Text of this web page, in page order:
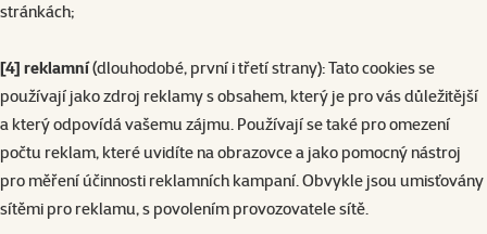
stránkách;
[4] reklamní(dlouhodobé, první i třetí strany): Tato cookies se
používají jako zdroj reklamy s obsahem, který je pro vás důležitější
a který odpovídá vašemu zájmu. Používají se také pro omezení
počtu reklam, které uvidíte na obrazovce a jako pomocný nástroj
pro měření účinnosti reklamních kampaní. Obvykle jsou umisťovány
sítěmi pro reklamu, s povolením provozovatele sítě.